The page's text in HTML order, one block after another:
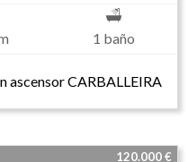
1 baño
ascensor CARBALLEIRA
120.000 €